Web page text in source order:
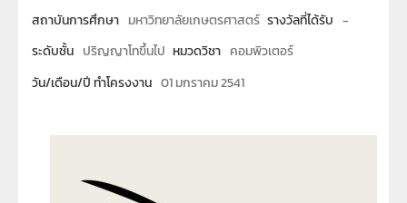
สถาบันการศึกษา มหาวิทยาลัยเกษตรศาสตร์ รางวัลที่ได้รับ -
ระดับชั้น ปริญญาโทขึ้นไป หมวดวิชา คอมพิวเตอร์
วัน/เดือน/ปี ทำโครงงาน 01 มกราคม 2541